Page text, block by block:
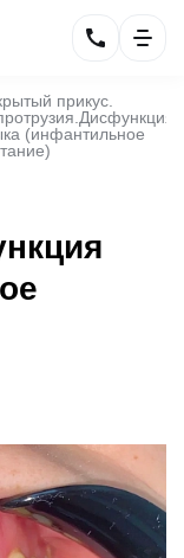
прикус.
(инфантильное